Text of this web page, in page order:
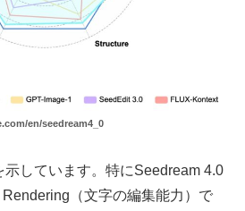
en/seedream4_0
示しています。特にSeedream 4.0
（文字の編集能力）で